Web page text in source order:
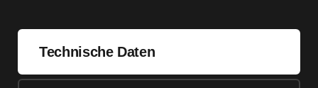
Technische Daten